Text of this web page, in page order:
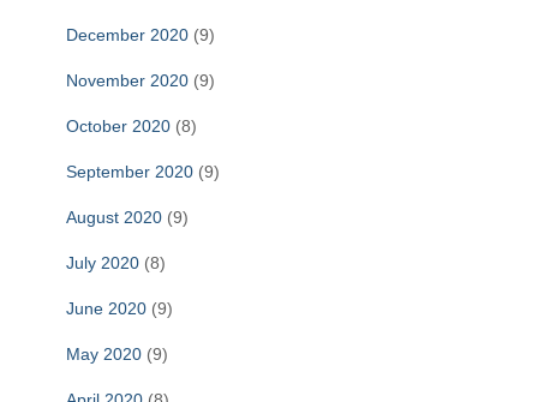
December 2020 (9)
November 2020 (9)
October 2020 (8)
September 2020 (9)
August 2020 (9)
July 2020 (8)
June 2020 (9)
May 2020 (9)